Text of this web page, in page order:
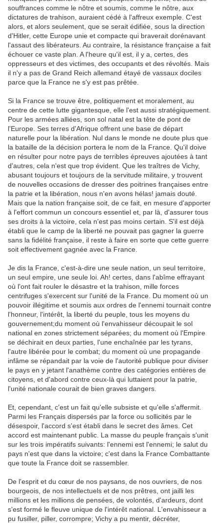
souffrances comme le nôtre et soumis, comme le nôtre, aux
dictatures de trahison, auraient cédé à l'affreux exemple. C'est
alors, et alors seulement, que se serait édifiée, sous la direction
d'Hitler, cette Europe unie et compacte qui braverait dorénavant
l'assaut des libérateurs. Au contraire, la résistance française a fait
échouer ce vaste plan. A l'heure qu'il est, il y a, certes, des
oppresseurs et des victimes, des occupants et des révoltés. Mais
il n'y a pas de Grand Reich allemand étayé de vassaux dociles
parce que la France ne s'y est pas prêtée.
Si la France se trouve être, politiquement et moralement, au
centre de cette lutte gigantesque, elle l'est aussi stratégiquement.
Pour les armées alliées, son sol natal est la tête de pont de
l'Europe. Ses terres d'Afrique offrent une base de départ
naturelle pour la libération. Nul dans le monde ne doute plus que
la bataille de la décision portera le nom de la France. Qu'il doive
en résulter pour notre pays de terribles épreuves ajoutées à tant
d'autres, cela n'est que trop évident. Que les traîtres de Vichy,
abusant toujours et toujours de la servitude militaire, y trouvent
de nouvelles occasions de dresser des poitrines françaises entre
la patrie et la libération, nous n'en avons hélas! jamais douté.
Mais que la nation française soit, de ce fait, en mesure d'apporter
à l'effort commun un concours essentiel et, par là, d'assurer tous
ses droits à la victoire, cela n'est pas moins certain. S'il est déjà
établi que le camp de la liberté ne pouvait pas gagner la guerre
sans la fidélité française, il reste à faire en sorte que cette guerre
soit effectivement gagnée avec la France.
Je dis la France, c'est-à-dire une seule nation, un seul territoire,
un seul empire, une seule loi. Ah! certes, dans l'abîme effrayant
où l'ont fait rouler le désastre et la trahison, mille forces
centrifuges s'exercent sur l'unité de la France. Du moment où un
pouvoir illégitime et soumis aux ordres de l'ennemi tournait contre
l'honneur, l'intérêt, la liberté du peuple, tous les moyens du
gouvernement;du moment où l'envahisseur découpait le sol
national en zones strictement séparées; du moment où l'Empire
se déchirait en deux parties, l'une enchaînée par les tyrans,
l'autre libérée pour le combat; du moment où une propagande
infâme se répandait par la voie de l'autorité publique pour diviser
le pays en y jetant l'anathème contre des catégories entières de
citoyens, et d'abord contre ceux-là qui luttaient pour la patrie,
l'unité nationale courait de bien graves dangers.
Et, cependant, c'est un fait qu'elle subsiste et qu'elle s'affermit.
Parmi les Français dispersés par la force ou sollicités par le
désespoir, l'accord s'est établi dans le secret des âmes. Cet
accord est maintenant public. La masse du peuple français s'unit
sur les trois impératifs suivants: l'ennemi est l'ennemi; le salut du
pays n'est que dans la victoire; c'est dans la France Combattante
que toute la France doit se rassembler.
De l'esprit et du cœur de nos paysans, de nos ouvriers, de nos
bourgeois, de nos intellectuels et de nos prêtres, ont jailli les
millions et les millions de pensées, de volontés, d'ardeurs, dont
s'est formé le fleuve unique de l'intérêt national. L'envahisseur a
pu fusiller, piller, corrompre; Vichy a pu mentir, décréter,